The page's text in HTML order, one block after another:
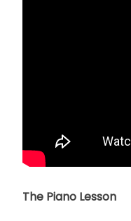
The Piano Lesson